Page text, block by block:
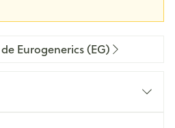
Eurogenerics (EG)